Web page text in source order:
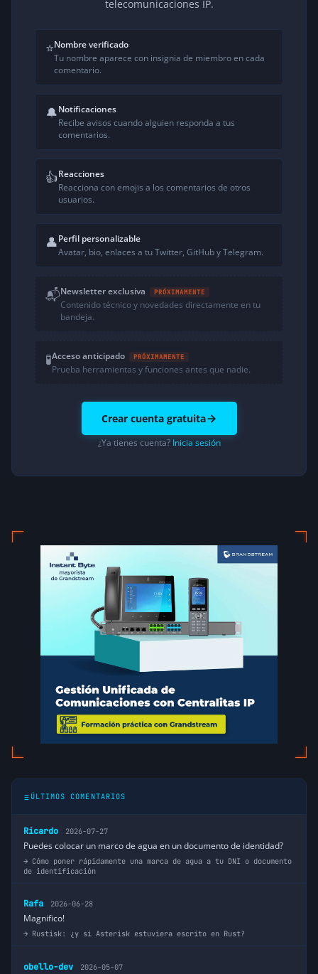
telecomunicaciones IP.
⭐Nombre verificado
Tu nombre aparece con insignia de miembro en cada
comentario.
🔔Notificaciones
Recibe avisos cuando alguien responda a tus
comentarios.
👍Reacciones
Reacciona con emojis a los comentarios de otros
usuarios.
👤Perfil personalizable
Avatar, bio, enlaces a tu Twitter, GitHub y Telegram.
📬Newsletter exclusiva PRÓXIMAMENTE
Contenido técnico y novedades directamente en tu
bandeja.
🧪Acceso anticipado PRÓXIMAMENTE
Prueba herramientas y funciones antes que nadie.
Crear cuenta gratuita
¿Ya tienes cuenta? Inicia sesión
ÚLTIMOS COMENTARIOS
Ricardo 2026-07-27
Puedes colocar un marco de agua en un documento de identidad?
Cómo poner rápidamente una marca de agua a tu DNI o documento
de identificación
Rafa 2026-06-28
Magnifico!
Rustisk: ¿y si Asterisk estuviera escrito en Rust?
obello-dev 2026-05-07